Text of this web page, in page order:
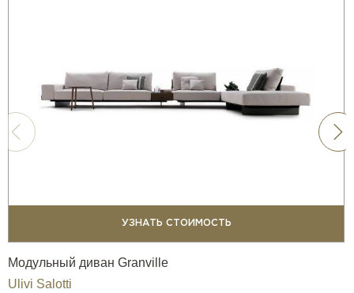
УЗНАТЬ СТОИМОСТЬ
Модульный диван Granville
Ulivi Salotti